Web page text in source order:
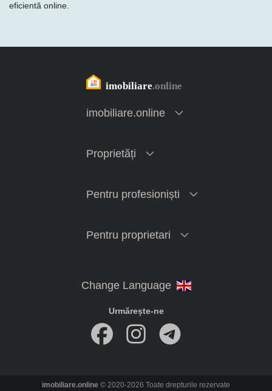
eficientă online.
imobiliare.online
Proprietăți
Pentru profesioniști
Pentru proprietari
Urmărește-ne
imobiliare.online © 2020-2026 Toate drepturile rezervate